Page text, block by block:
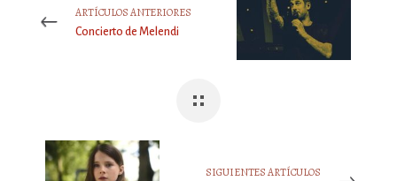
ARTÍCULOS ANTERIORES
Concierto de Melendi
SIGUIENTES ARTÍCULOS